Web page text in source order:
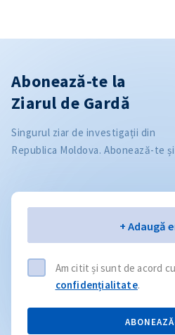
Abonează-te la
Ziarul de Gardă
Singurul ziar de investigații din
Republica Moldova. Abonează-te
+ Adaugă
Am citit și sunt de acord cu
confidențialitate.